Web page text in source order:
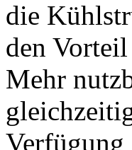
die
den
Mehr
Verfügung